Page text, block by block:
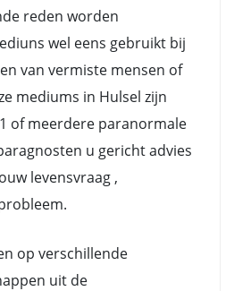
reden worden
wel eens gebruikt bij
van vermiste mensen of
mediums in Hulsel zijn
of meerdere paranormale
u gericht advies
levensvraag ,
op verschillende
uit de